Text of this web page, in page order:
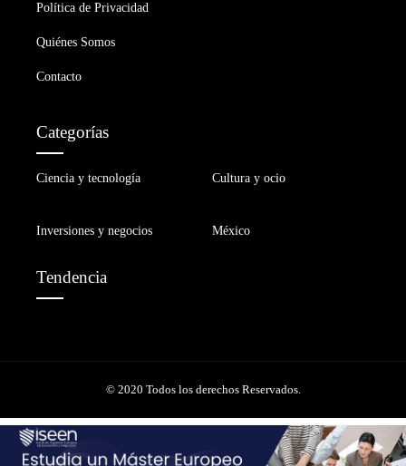
Política de Privacidad
Quiénes Somos
Contacto
Categorías
Ciencia y tecnología Cultura y ocio
Inversiones y negocios México
Tendencia
© 2020 Todos los derechos Reservados.